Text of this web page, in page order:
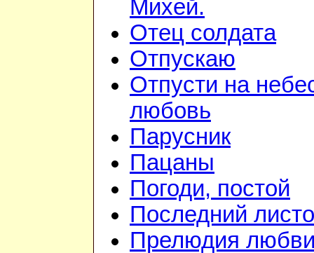
Михей.
Отец солдата
Отпускаю
Отпусти на
любовь
Парусник
Пацаны
Погоди, постой
Последний
Прелюдия